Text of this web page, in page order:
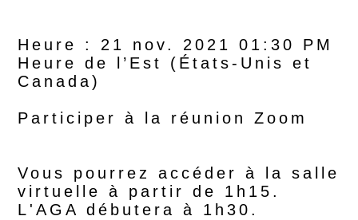
Heure : 21 nov. 2021 01:30 PM
Heure de l’Est (États-Unis et
Canada)
Participer à la réunion Zoom
Vous pourrez accéder à la salle
virtuelle à partir de 1h15.
L'AGA débutera à 1h30.